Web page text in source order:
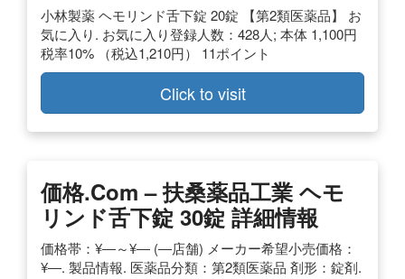
小林製薬 ヘモリンド舌下錠 20錠 【第2類医薬品】 お
気に入り. お気に入り登録人数：428人; 本体 1,100円
税率10% （税込1,210円） 11ポイント
Click to visit
価格.com – 扶桑薬品工業 ヘモ
リンド舌下錠 30錠 詳細情報
価格帯：¥―～¥― (―店舗) メーカー希望小売価格：
¥―. 製品情報. 医薬品分類：第2類医薬品 剤形：錠剤.